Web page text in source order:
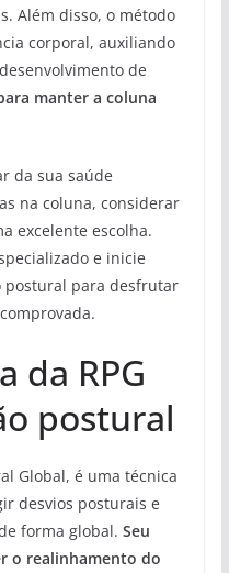
Além disso, o método
corporal, auxiliando
de
manter a coluna
da sua saúde
na coluna, considerar
excelente escolha.
e inicie
postural para desfrutar
da RPG
postural
Global, é uma técnica
desvios posturais e
forma global. Seu
o realinhamento do